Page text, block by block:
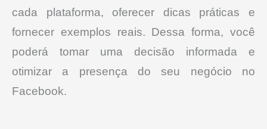
cada plataforma, oferecer dicas práticas e
fornecer exemplos reais. Dessa forma, você
poderá tomar uma decisão informada e
otimizar a presença do seu negócio no
Facebook.